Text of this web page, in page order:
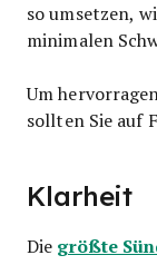
so umsetzen,
minimalen
Um
sollten Sie auf
Klarheit
Die größte